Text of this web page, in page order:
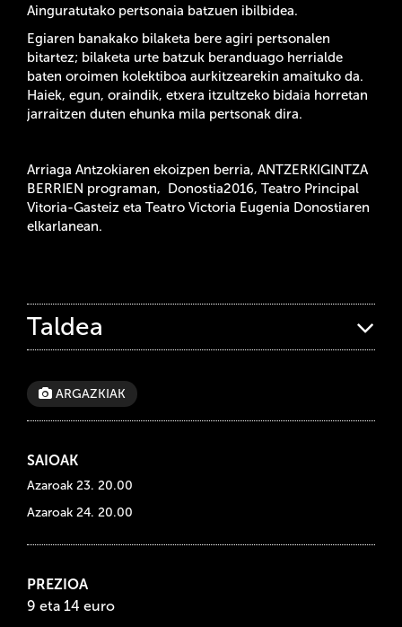
Ainguratutako pertsonaia batzuen ibilbidea.
Egiaren banakako bilaketa bere agiri pertsonalen
bitartez; bilaketa urte batzuk beranduago herrialde
baten oroimen kolektiboa aurkitzearekin amaituko da.
Haiek, egun, oraindik, etxera itzultzeko bidaia horretan
jarraitzen duten ehunka mila pertsonak dira.
Arriaga Antzokiaren ekoizpen berria, ANTZERKIGINTZA
BERRIEN programan, Donostia2016, Teatro Principal
Vitoria-Gasteiz eta Teatro Victoria Eugenia Donostiaren
elkarlanean.
Taldea
ARGAZKIAK
SAIOAK
Azaroak 23. 20.00
Azaroak 24. 20.00
PREZIOA
9 eta 14 euro